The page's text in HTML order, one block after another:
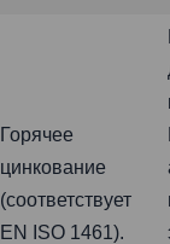
Горячее
цинкование
(соответствует
EN ISO 1461).